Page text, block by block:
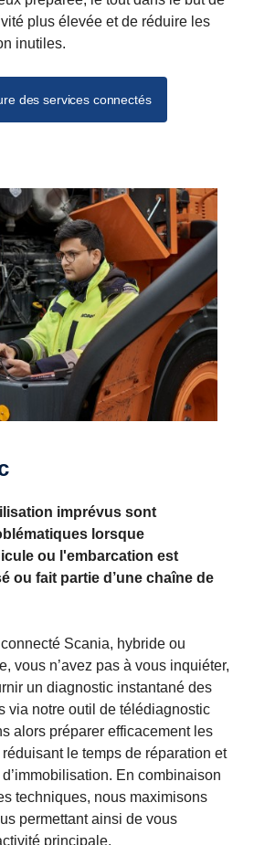
plus élevée et de réduire les
inutiles.
des services connectés
imprévus sont
lorsque
ou l'embarcation est
ou fait partie d’une chaîne de
Scania, hybride ou
vous n’avez pas à vous inquiéter,
un diagnostic instantané des
via notre outil de télédiagnostic
alors préparer efficacement les
le temps de réparation et
En combinaison
techniques, nous maximisons
permettant ainsi de vous
principale.